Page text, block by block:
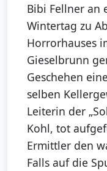
Bibi Fellner an
Wintertag zu
Horrorhauses
Gieselbrunn
Geschehen
selben
Leiterin der
Kohl, tot
Ermittler den
Falls auf die